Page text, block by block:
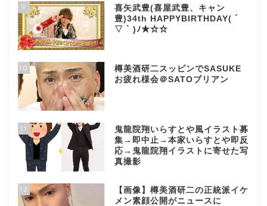
9
喜矢武豊(喜屋武豊、キャン
豊)34th HAPPYBIRTHDAY( ´
▽ ` )ﾉ★☆☆
10
樽美酒研二スッピンでSASUKE
お疲れ様会＠SATOブリアン
11
鬼龍院翔いらすとや風イラスト募
集→即中止→本家いらすとや即反
応→鬼龍院翔イラストに寄せた写
真撮影
12
【画像】樽美酒研二の正統派イケ
メン素顔公開がニュースに